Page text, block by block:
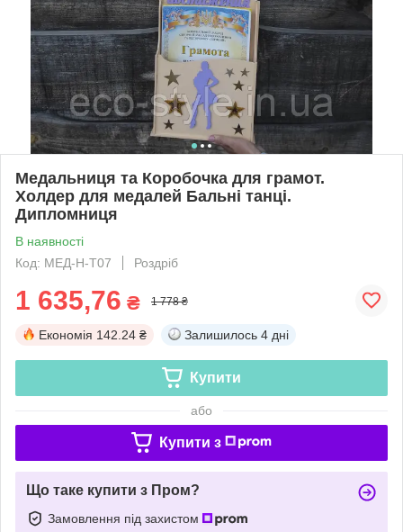
Медальниця та Коробочка для грамот.
Холдер для медалей Бальні танці.
Дипломниця
В наявності
Код: МЕД-Н-Т07
Роздріб
1 635,76 ₴ 1 778 ₴
Економія 142.24 ₴ Залишилось 4 дні
Купити
або
Купити з
Що таке купити з Пром?
Замовлення під захистом